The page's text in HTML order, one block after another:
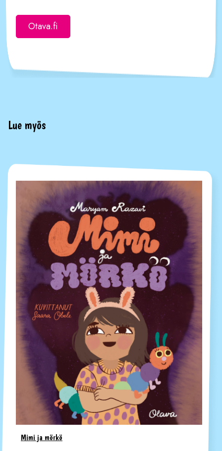
Otava.fi
Lue myös
Mimi ja mörkö